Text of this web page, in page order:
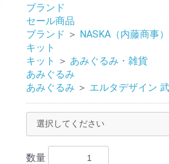
ブランド
セール商品
ブランド ＞ NASKA（内藤商事）
キット
キット
＞ あみぐるみ・雑貨
あみぐるみ
あみぐるみ ＞ エルタデザイン
数量